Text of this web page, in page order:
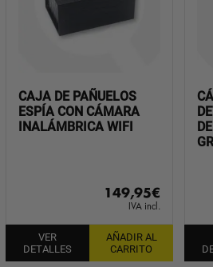
CAJA DE PAÑUELOS
ESPÍA CON CÁMARA
INALÁMBRICA WIFI
149,95€
IVA incl.
VER
DETALLES
AÑADIR AL
CARRITO